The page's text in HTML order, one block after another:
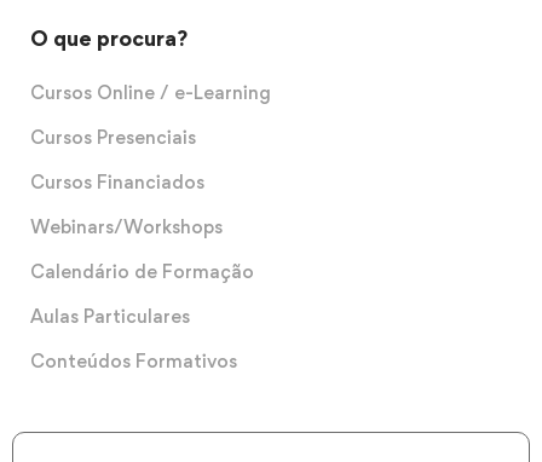
O que procura?
Cursos Online / e-Learning
Cursos Presenciais
Cursos Financiados
Webinars/Workshops
Calendário de Formação
Aulas Particulares
Conteúdos Formativos